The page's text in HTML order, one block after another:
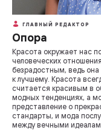
ГЛАВНЫЙ РЕДАКТОР
Опора
Красота окружает нас
человеческих
безрадостным, ведь
к лучшему. Красота
считается красивым в
модных тенденциях, а
представление о
стандарты, и мода
между вечными